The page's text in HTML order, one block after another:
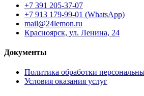
+7 391 205-37-07
+7 913 179-99-01 (WhatsApp)
mail@24lemon.ru
Красноярск, ул. Ленина, 24
Документы
Политика обработки
Условия оказания услуг